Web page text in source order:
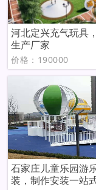
河北定兴充气玩具
生产厂家
价格：190000
石家庄儿童乐园游
装，制作安装一站